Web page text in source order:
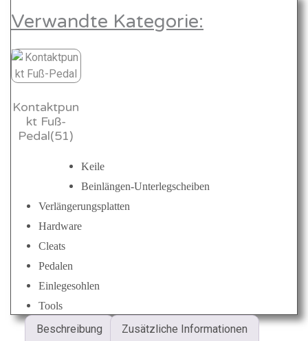
e
s
r
:
3
,
0
s
t
0
l
e
r
e
Verwandte Kategorie:
Kontaktpun
kt Fuß-
Pedal(51)
Keile
Beinlängen-Unterlegscheiben
Verlängerungsplatten
Hardware
Cleats
Pedalen
Einlegesohlen
Tools
Beschreibung Zusätzliche Informationen